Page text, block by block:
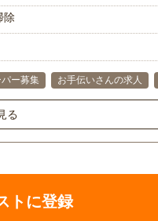
除
ー募集 お手伝いさんの求人
る
トに登録